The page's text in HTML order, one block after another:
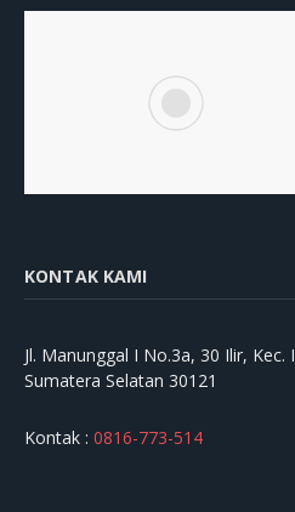
KONTAK KAMI
Jl. Manunggal I No.3a, 30 Ilir,
Sumatera Selatan 30121
Kontak : 0816-773-514